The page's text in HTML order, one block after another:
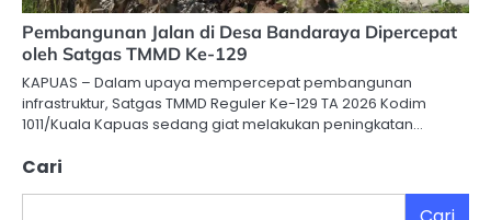
Pembangunan Jalan di Desa Bandaraya Dipercepat
oleh Satgas TMMD Ke-129
KAPUAS – Dalam upaya mempercepat pembangunan
infrastruktur, Satgas TMMD Reguler Ke-129 TA 2026 Kodim
1011/Kuala Kapuas sedang giat melakukan peningkatan…
Cari